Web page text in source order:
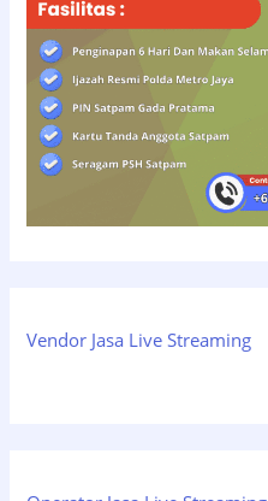
Vendor Jasa Live Streaming